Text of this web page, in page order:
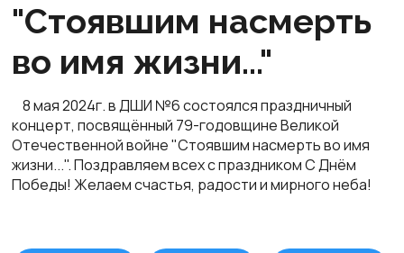
"Стоявшим насмерть
во имя жизни..."
8 мая 2024г. в ДШИ №6 состоялся праздничный
концерт, посвящённый 79-годовщине Великой
Отечественной войне "Стоявшим насмерть во имя
жизни...". Поздравляем всех с праздником С Днём
Победы! Желаем счастья, радости и мирного неба!